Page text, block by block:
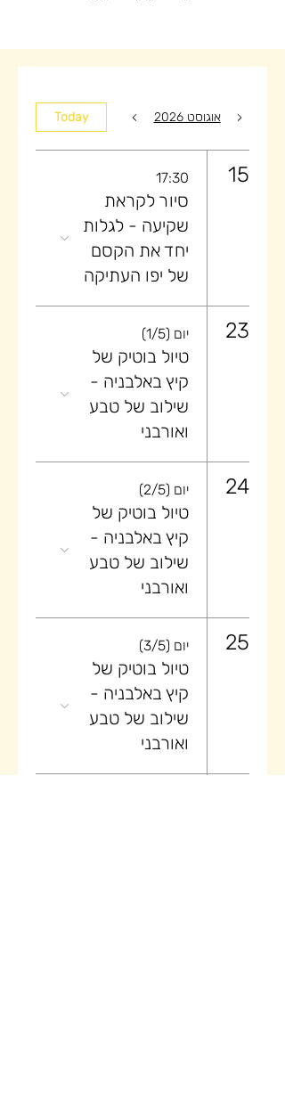
אוגוסט 2026 Today
15
17:30
סיור לקראת
שקיעה ​- לגלות
יחד את הקסם
של יפו העתיקה
23 יום (1/5)
טיול בוטיק של
קיץ באלבניה -
שילוב של טבע
ואורבני
24 יום (2/5)
טיול בוטיק של
קיץ באלבניה -
שילוב של טבע
ואורבני
25 יום (3/5)
טיול בוטיק של
קיץ באלבניה -
שילוב של טבע
ואורבני